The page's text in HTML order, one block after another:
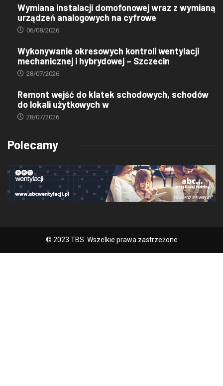
Wymiana instalacji domofonowej wraz z wymianą
urządzeń analogowych na cyfrowe
06/08/2026
Wykonywanie okresowych kontroli wentylacji
mechanicznej i hybrydowej – Szczecin
28/07/2026
Remont wejść do klatek schodowych, schodów
do lokali użytkowych w
28/07/2026
Polecamy
© 2023 TBS. Wszelkie prawa zastrzeżone